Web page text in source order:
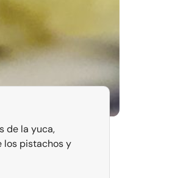
de la yuca,
los pistachos y